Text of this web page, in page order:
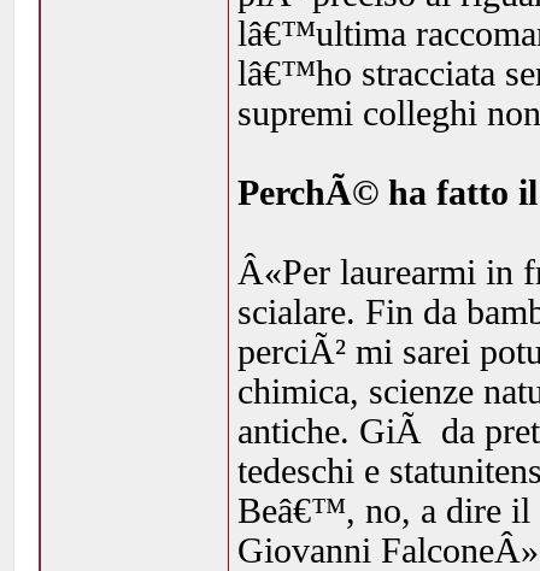
lâ€™ultima
lâ€™ho stracciata
supremi colleghi
PerchÃ© ha fatto
Â«Per laurearmi in
scialare. Fin da
perciÃ² mi sarei
chimica, scienze
antiche. GiÃ da
tedeschi e
Beâ€™, no, a dire il
Giovanni